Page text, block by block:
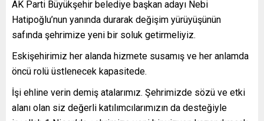
AK Parti Büyükşehir belediye başkan adayı Nebi
Hatipoğlu’nun yanında durarak değişim yürüyüşünün
safında şehrimize yeni bir soluk getirmeliyiz.
Eskişehirimiz her alanda hizmete susamış ve her anlamda
öncü rolü üstlenecek kapasitede.
İşi ehline verin demiş atalarımız. Şehrimizde sözü ve etki
alanı olan siz değerli katılımcılarımızın da desteğiyle